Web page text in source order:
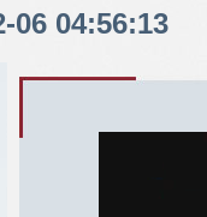
06 04:56:13